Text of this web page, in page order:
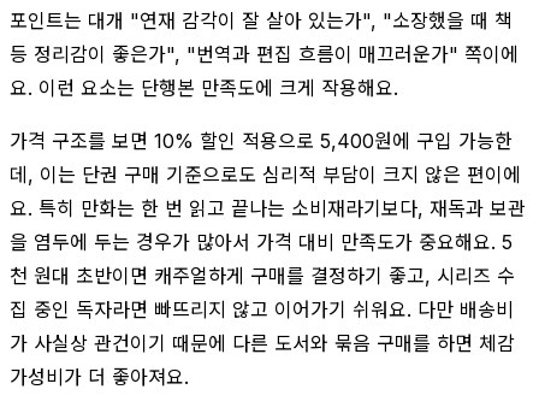
포인트는 대개 "연재 감각이 잘 살아 있는가", "소장했을 때 책
등 정리감이 좋은가", "번역과 편집 흐름이 매끄러운가" 쪽이에
요. 이런 요소는 단행본 만족도에 크게 작용해요.
가격 구조를 보면 10% 할인 적용으로 5,400원에 구입 가능한
데, 이는 단권 구매 기준으로도 심리적 부담이 크지 않은 편이에
요. 특히 만화는 한 번 읽고 끝나는 소비재라기보다, 재독과 보관
을 염두에 두는 경우가 많아서 가격 대비 만족도가 중요해요. 5
천 원대 초반이면 캐주얼하게 구매를 결정하기 좋고, 시리즈 수
집 중인 독자라면 빠뜨리지 않고 이어가기 쉬워요. 다만 배송비
가 사실상 관건이기 때문에 다른 도서와 묶음 구매를 하면 체감
가성비가 더 좋아져요.